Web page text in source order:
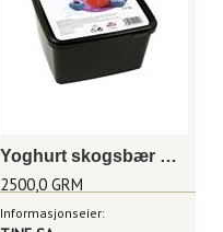
Yoghurt skogsbær 2,5 kg
2500,0 GRM
Informasjonseier: